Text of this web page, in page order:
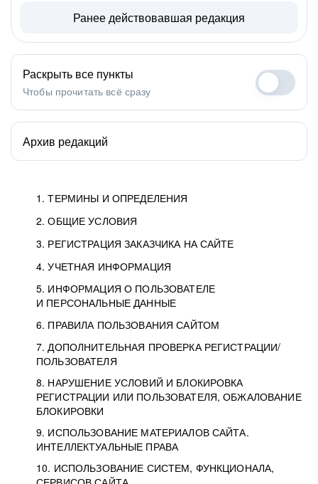
1. ТЕРМИНЫ И ОПРЕДЕЛЕНИЯ
2. ОБЩИЕ УСЛОВИЯ
3. РЕГИСТРАЦИЯ ЗАКАЗЧИКА НА САЙТЕ
4. УЧЕТНАЯ ИНФОРМАЦИЯ
5. ИНФОРМАЦИЯ О ПОЛЬЗОВАТЕЛЕ
И ПЕРСОНАЛЬНЫЕ ДАННЫЕ
6. ПРАВИЛА ПОЛЬЗОВАНИЯ САЙТОМ
7. ДОПОЛНИТЕЛЬНАЯ ПРОВЕРКА РЕГИСТРАЦИИ/
ПОЛЬЗОВАТЕЛЯ
8. НАРУШЕНИЕ УСЛОВИЙ И БЛОКИРОВКА
РЕГИСТРАЦИИ ИЛИ ПОЛЬЗОВАТЕЛЯ, ОБЖАЛОВАНИЕ
БЛОКИРОВКИ
9. ИСПОЛЬЗОВАНИЕ МАТЕРИАЛОВ САЙТА.
ИНТЕЛЛЕКТУАЛЬНЫЕ ПРАВА
10. ИСПОЛЬЗОВАНИЕ СИСТЕМ, ФУНКЦИОНАЛА,
Ранее действовавшая редакция
Раскрыть все пункты
Чтобы прочитать всё сразу
Архив редакций